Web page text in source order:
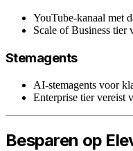
YouTube-kanaal met
Scale of Business tier
Stemagents
AI-stemagents voor
Enterprise tier vereist
Besparen op